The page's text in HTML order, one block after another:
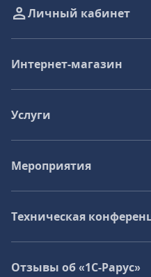
Личный кабинет
Интернет-магазин
Услуги
Мероприятия
Техническая
Отзывы об «1С-Рарус»